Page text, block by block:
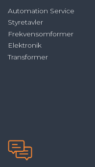
Automation Service
Styretavler
Frekvensomformer
Elektronik
Transformer